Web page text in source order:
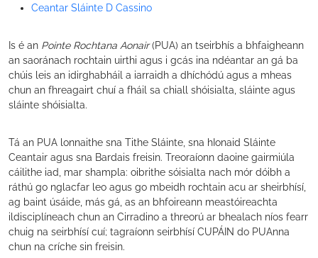
Ceantar Sláinte D Cassino
Is é an Pointe Rochtana Aonair(PUA) an tseirbhís a bhfaigheann
an saoránach rochtain uirthi agus i gcás ina ndéantar an gá ba
chúis leis an idirghabháil a iarraidh a dhíchódú agus a mheas
chun an fhreagairt chuí a fháil sa chiall shóisialta, sláinte agus
sláinte shóisialta.
Tá an PUA lonnaithe sna Tithe Sláinte, sna hIonaid Sláinte
Ceantair agus sna Bardais freisin. Treoraíonn daoine gairmiúla
cáilithe iad, mar shampla: oibrithe sóisialta nach mór dóibh a
ráthú go nglacfar leo agus go mbeidh rochtain acu ar sheirbhísí,
ag baint úsáide, más gá, as an bhfoireann meastóireachta
ildisciplíneach chun an Cirradino a threorú ar bhealach níos fearr
chuig na seirbhísí cuí; tagraíonn seirbhísí CUPÁIN do PUAnna
chun na críche sin freisin.